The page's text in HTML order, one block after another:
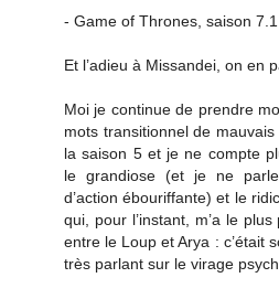
- Game of Thrones, saison
Et l’adieu à Missandei, on en
Moi je continue de prendre
mots transitionnel de
la saison 5 et je ne compte
le grandiose (et je ne
d’action ébouriffante) et le
qui, pour l’instant, m’a le
entre le Loup et Arya : c’était
très parlant sur le virage